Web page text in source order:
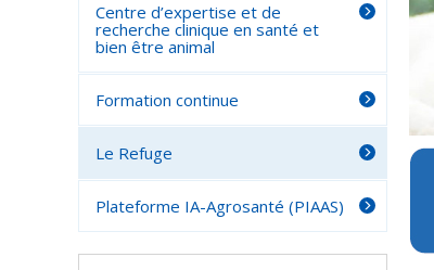
Centre d’expertise et de
recherche clinique en santé et
bien être animal
Formation continue
Le Refuge
Plateforme IA-Agrosanté (PIAAS)